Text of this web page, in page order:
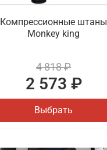
Компрессионные штаны
Monkey king
4 818 ₽
2 573 ₽
Выбрать